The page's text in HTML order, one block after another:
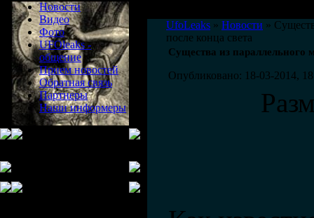
Новости
Видео
Фото
UFOleaks -
общение
Прием новостей
Обратная связь
Партнеры
Наши информеры
UfoLeaks » Новости »
после конца света
Существа из параллельного
Опубликовано: 18-03-2014,